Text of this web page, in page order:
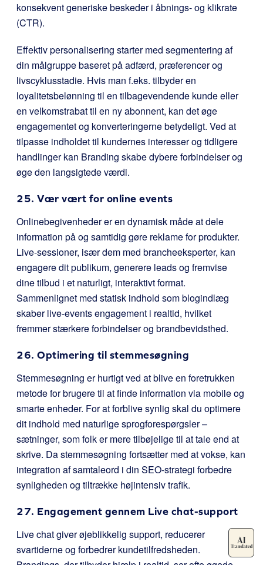
konsekvent generiske beskeder i åbnings- og klikrate
(CTR).
Effektiv personalisering starter med segmentering af
din målgruppe baseret på adfærd, præferencer og
livscyklusstadie. Hvis man f.eks. tilbyder en
loyalitetsbelønning til en tilbagevendende kunde eller
en velkomstrabat til en ny abonnent, kan det øge
engagementet og konverteringerne betydeligt. Ved at
tilpasse indholdet til kundernes interesser og tidligere
handlinger kan Branding skabe dybere forbindelser og
øge den langsigtede værdi.
25. Vær vært for online events
Onlinebegivenheder er en dynamisk måde at dele
information på og samtidig gøre reklame for produkter.
Live-sessioner, især dem med brancheeksperter, kan
engagere dit publikum, generere leads og fremvise
dine tilbud i et naturligt, interaktivt format.
Sammenlignet med statisk indhold som blogindlæg
skaber live-events engagement i realtid, hvilket
fremmer stærkere forbindelser og brandbevidsthed.
26. Optimering til stemmesøgning
Stemmesøgning er hurtigt ved at blive en foretrukken
metode for brugere til at finde information via mobile og
smarte enheder. For at forblive synlig skal du optimere
dit indhold med naturlige sprogforespørgsler –
sætninger, som folk er mere tilbøjelige til at tale end at
skrive. Da stemmesøgning fortsætter med at vokse, kan
integration af samtaleord i din SEO-strategi forbedre
synligheden og tiltrække højintensiv trafik.
27. Engagement gennem Live chat-support
Live chat giver øjeblikkelig support, reducerer
svartiderne og forbedrer kundetilfredsheden.